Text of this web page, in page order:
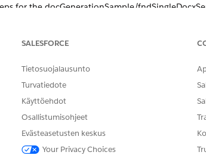
for the docGenerationSample/
ONGELMASI?
voimme kehittyä!
SALESFORCE
Tietosuojalausunto
Turvatiedote
Käyttöehdot
Osallistumisohjeet
Evästeasetusten keskus
Your Privacy Choices